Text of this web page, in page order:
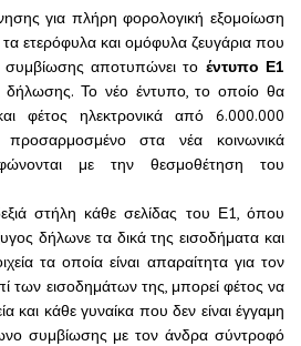
για πλήρη φορολογική εξομοίωση
ετερόφυλα και ομόφυλα ζευγάρια που
αποτυπώνει το έντυπο Ε1
δήλωσης. Το νέο έντυπο, το οποίο θα
φέτος ηλεκτρονικά από 6.000.000
προσαρμοσμένο στα νέα κοινωνικά
με την θεσμοθέτηση του
στήλη κάθε σελίδας του Ε1, όπου
δήλωνε τα δικά της εισοδήματα και
τα οποία είναι απαραίτητα για τον
των εισοδημάτων της, μπορεί φέτος να
και κάθε γυναίκα που δεν είναι έγγαμη
συμβίωσης με τον άνδρα σύντροφό